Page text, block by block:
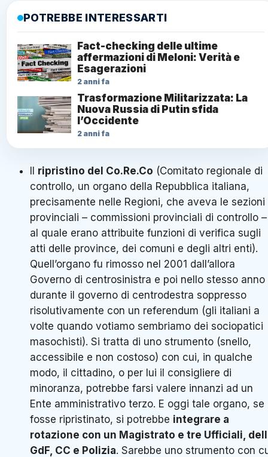
POTREBBE INTERESSARTI
Fact-checking delle ultime
affermazioni di Meloni: Verità e
Esagerazioni
2 anni fa
Trasformazione Militarizzata: La
Nuova Russia di Putin sfida
l’Occidente
2 anni fa
Il ripristino del Co.Re.Co (Comitato regionale di
controllo, un organo della Repubblica italiana,
precisamente nelle Regioni, che aveva le sezioni
provinciali – commissioni provinciali di controllo –
al quale erano attribuite funzioni di verifica sugli
atti delle province, dei comuni e degli altri enti).
Quell’organo fu rimosso nel 2001 dall’allora
Governo di centrosinistra e poi nello stesso anno
durante il governo di centrodestra soppresso
risolutivamente con un referendum (gli italiani a
volte quando votiamo sembriamo dei sociopatici
masochisti). Si tratta di uno strumento (snello,
accessibile e non costoso) con cui, in qualche
modo, il cittadino, o per lui il consigliere di
minoranza, potrebbe farsi valere innanzi ad un
Ente amministrativo terzo. E oggi tale organo, se
fosse ripristinato, si potrebbe integrare a
rotazione con un Magistrato e tre Ufficiali,
GdF, CC e Polizia. Sarebbe uno strumento con